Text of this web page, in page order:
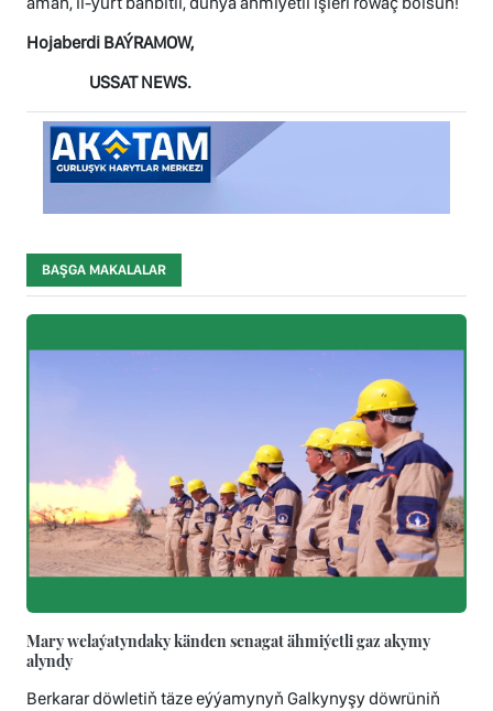
Hojaberdi BAÝRAMOW,
USSAT NEWS.
BAŞGA MAKALALAR
Mary welaýatyndaky känden senagat ähmiýetli gaz akymy
alyndy
Berkarar döwletiň täze eýýamynyň Galkynyşy döwrüniň